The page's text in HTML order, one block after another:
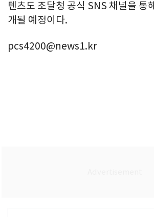
텐츠도 조달청 공식 SNS 채널을 통
개될 예정이다.
pcs4200@news1.kr